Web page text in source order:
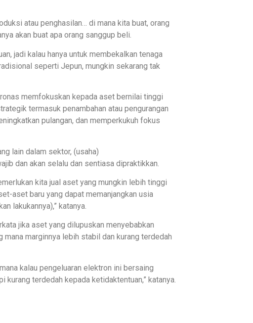
atau penghasilan… di mana kita buat, orang
akan buat apa orang sanggup beli.
jadi kalau hanya untuk membekalkan tenaga
seperti Jepun, mungkin sekarang tak
memfokuskan kepada aset bernilai tinggi
termasuk penambahan atau pengurangan
pulangan, dan memperkukuh fokus
lain dalam sektor, (usaha)
dan akan selalu dan sentiasa dipraktikkan.
kita jual aset yang mungkin lebih tinggi
aset baru yang dapat memanjangkan usia
lakukannya),” katanya.
jika aset yang dilupuskan menyebabkan
marginnya lebih stabil dan kurang terdedah
kalau pengeluaran elektron ini bersaing
kurang terdedah kepada ketidaktentuan,” katanya.